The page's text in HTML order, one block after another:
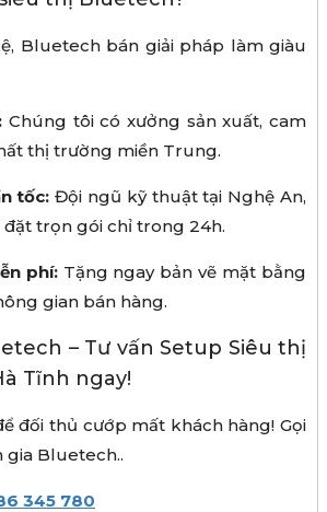
Bluetech bán giải pháp làm giàu
Chúng tôi có xưởng sản xuất, cam
thị trường miền Trung.
tốc: Đội ngũ kỹ thuật tại Nghệ An,
đặt trọn gói chỉ trong 24h.
phí:Tặng ngay bản vẽ mặt bằng
gian bán hàng.
– Tư vấn Setup Siêu thị
Tĩnh ngay!
đối thủ cướp mất khách hàng! Gọi
gia Bluetech..
345 780